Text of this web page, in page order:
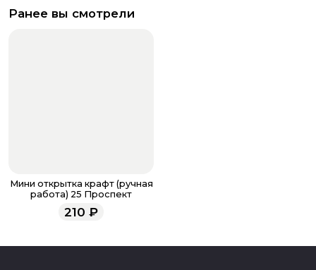
Ранее вы смотрели
Мини открытка крафт (ручная
работа) 25 Проспект
210 ₽